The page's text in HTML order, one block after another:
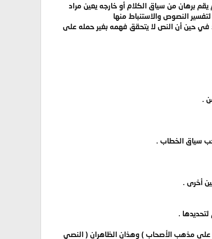
برهان من سياق الكلام أو خارجه يعين مراد
النصوص والاستنباط منها
في حين أن النص لا يتحقق فهمه بغير حمله على
.
سياق الخطاب .
أخرى .
.
على مذهب الأصحاب ) وهذان الظاهران ( النصي